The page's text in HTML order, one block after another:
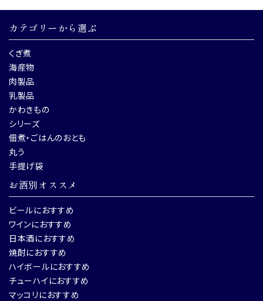
カテゴリーから選ぶ
くぎ煮
海産物
肉製品
乳製品
かわきもの
シリーズ
佃煮・ごはんのおとも
丸う
手提げ袋
お酒別オススメ
ビールにおすすめ
ワインにおすすめ
日本酒におすすめ
焼酎におすすめ
ハイボールにおすすめ
チューハイにおすすめ
マッコリにおすすめ